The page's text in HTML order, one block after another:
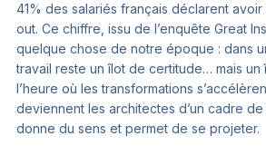
41% des salariés français déclarent
out. Ce chiffre, issu de l’enquête Great
quelque chose de notre époque : dans
travail reste un îlot de certitude… mais un
l’heure où les transformations
deviennent les architectes d’un cadre
donne du sens et permet de se projeter.